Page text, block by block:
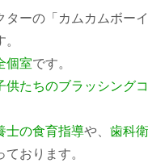
ターの「カムカムボー
個室です。
供たちのブラッシング
士の食育指導や、 歯科
ております。